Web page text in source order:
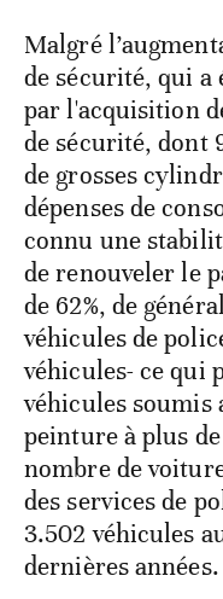
Malgré
de sécurité, qui a
par l'acquisition
de sécurité, dont
de grosses
dépenses de
connu une
de renouveler le
de 62%, de
véhicules de
véhicules- ce qui
véhicules soumis
peinture à plus
nombre de
des services de
3.502 véhicules
dernières années.